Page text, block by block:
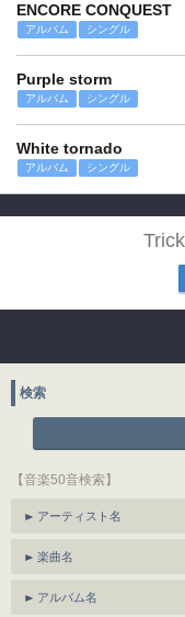
ENCORE CONQUEST
アルバム シングル
Purple storm
アルバム シングル
White tornado
アルバム シングル
検索
【音楽50音検索】
アーティスト名
楽曲名
アルバム名